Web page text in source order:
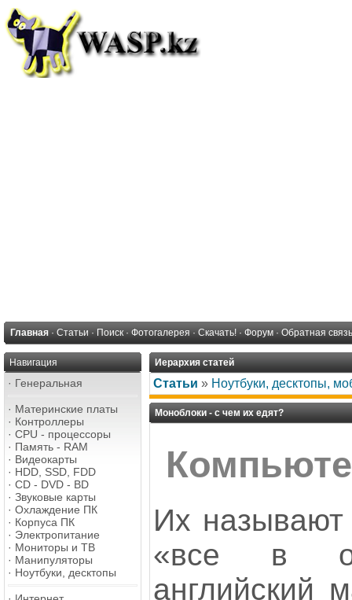
Главная · Статьи · Поиск · Фотогалерея · Скачать! · Форум · Обратная связь
Навигация
· Генеральная
· Материнские платы
· Контроллеры
· CPU - процессоры
· Память - RAM
· Видеокарты
· HDD, SSD, FDD
· CD - DVD - BD
· Звуковые карты
· Охлаждение ПК
· Корпуса ПК
· Электропитание
· Мониторы и ТВ
· Манипуляторы
· Ноутбуки, десктопы
Иерархия статей
Статьи » Ноутбуки, десктопы,
Моноблоки - с чем их едят?
Их
«все в
английский